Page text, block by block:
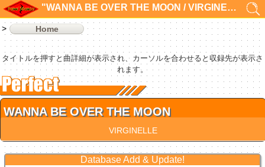
"WANNA BE OVER THE MOON / VIRGINELLE"の検索結果 1件
Home
タイトルを押すと曲詳細が表示され、カーソルを合わせると収録先が表示さ
れます。
WANNA BE OVER THE MOON
VIRGINELLE
Database Add & Update!